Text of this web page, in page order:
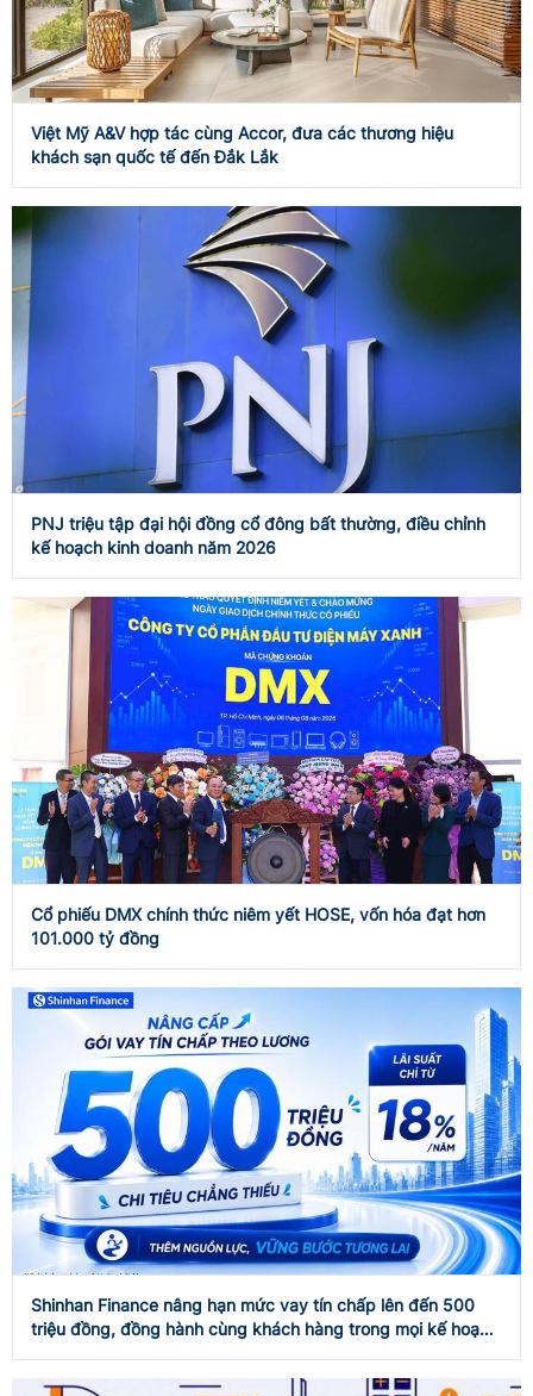
Việt Mỹ A&V hợp tác cùng Accor, đưa các thương hiệu
khách sạn quốc tế đến Đắk Lắk
PNJ triệu tập đại hội đồng cổ đông bất thường, điều chỉnh
kế hoạch kinh doanh năm 2026
Cổ phiếu DMX chính thức niêm yết HOSE, vốn hóa đạt hơn
101.000 tỷ đồng
Shinhan Finance nâng hạn mức vay tín chấp lên đến 500
triệu đồng, đồng hành cùng khách hàng trong mọi kế hoạch